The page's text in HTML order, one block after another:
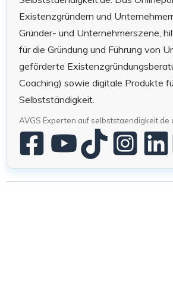
Existenzgründern und
Gründer- und Unternehmerszene,
für die Gründung und Führung von
geförderte
Coaching) sowie digitale Produkte
Selbstständigkeit.
AVGS Experten auf selbststaendigkeit.de